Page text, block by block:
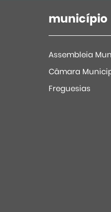
município
Assembleia
Câmara
Freguesias